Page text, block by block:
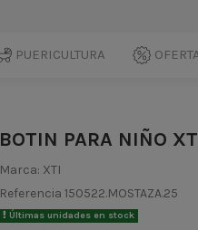
PUERICULTURA
BOTIN PARA NIÑO
Marca: XTI
Referencia 150522.MOSTAZA.25
Últimas unidades en stock